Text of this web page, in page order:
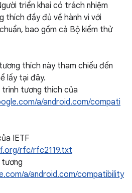
triển khai có trách nhiệm
thích đầy đủ về hành vi với
bao gồm cả Bộ kiểm thử
thích này tham chiếu đến
lấy tại đây.
trình tương thích của
a/android.com/compati
IETF
rfc/rfc2119.txt
tương
a/android.com/compatibility